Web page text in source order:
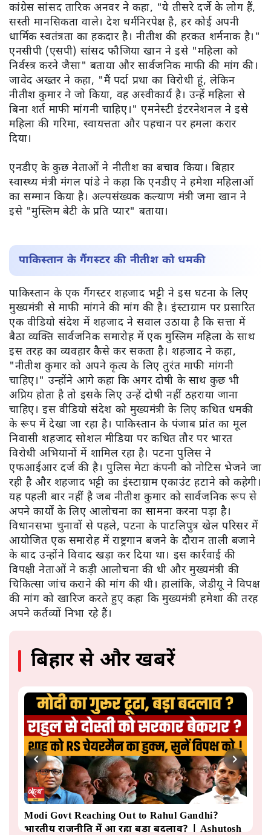
कांग्रेस सांसद तारिक अनवर ने कहा, "ये तीसरे दर्जे के लोग हैं,
सस्ती मानसिकता वाले। देश धर्मनिरपेक्ष है, हर कोई अपनी
धार्मिक स्वतंत्रता का हकदार है। नीतीश की हरकत शर्मनाक है।"
एनसीपी (एसपी) सांसद फौजिया खान ने इसे "महिला को
निर्वस्त्र करने जैसा" बताया और सार्वजनिक माफी की मांग की।
जावेद अख्तर ने कहा, "मैं पर्दा प्रथा का विरोधी हूं, लेकिन
नीतीश कुमार ने जो किया, वह अस्वीकार्य है। उन्हें महिला से
बिना शर्त माफी मांगनी चाहिए।" एमनेस्टी इंटरनेशनल ने इसे
महिला की गरिमा, स्वायत्तता और पहचान पर हमला करार
दिया।
एनडीए के कुछ नेताओं ने नीतीश का बचाव किया। बिहार
स्वास्थ्य मंत्री मंगल पांडे ने कहा कि एनडीए ने हमेशा महिलाओं
का सम्मान किया है। अल्पसंख्यक कल्याण मंत्री जमा खान ने
इसे "मुस्लिम बेटी के प्रति प्यार" बताया।
पाकिस्तान के गैंगस्टर की नीतीश को धमकी
पाकिस्तान के एक गैंगस्टर शहजाद भट्टी ने इस घटना के लिए
मुख्यमंत्री से माफी मांगने की मांग की है। इंस्टाग्राम पर प्रसारित
एक वीडियो संदेश में शहजाद ने सवाल उठाया है कि सत्ता में
बैठा व्यक्ति सार्वजनिक समारोह में एक मुस्लिम महिला के साथ
इस तरह का व्यवहार कैसे कर सकता है। शहजाद ने कहा,
"नीतीश कुमार को अपने कृत्य के लिए तुरंत माफी मांगनी
चाहिए।" उन्होंने आगे कहा कि अगर दोषी के साथ कुछ भी
अप्रिय होता है तो इसके लिए उन्हें दोषी नहीं ठहराया जाना
चाहिए। इस वीडियो संदेश को मुख्यमंत्री के लिए कथित धमकी
के रूप में देखा जा रहा है। पाकिस्तान के पंजाब प्रांत का मूल
निवासी शहजाद सोशल मीडिया पर कथित तौर पर भारत
विरोधी अभियानों में शामिल रहा है। पटना पुलिस ने
एफआईआर दर्ज की है। पुलिस मेटा कंपनी को नोटिस भेजने जा
रही है और शहजाद भट्टी का इंस्टाग्राम एकाउंट हटाने को कहेगी।
यह पहली बार नहीं है जब नीतीश कुमार को सार्वजनिक रूप से
अपने कार्यों के लिए आलोचना का सामना करना पड़ा है।
विधानसभा चुनावों से पहले, पटना के पाटलिपुत्र खेल परिसर में
आयोजित एक समारोह में राष्ट्रगान बजने के दौरान ताली बजाने
के बाद उन्होंने विवाद खड़ा कर दिया था। इस कार्रवाई की
विपक्षी नेताओं ने कड़ी आलोचना की थी और मुख्यमंत्री की
चिकित्सा जांच कराने की मांग की थी। हालांकि, जेडीयू ने विपक्ष
की मांग को खारिज करते हुए कहा कि मुख्यमंत्री हमेशा की तरह
अपने कर्तव्यों निभा रहे हैं।
बिहार से और खबरें
Modi Govt Reaching Out to Rahul Gandhi?
भारतीय राजनीति में आ रहा बड़ा बदलाव? | Ashutosh